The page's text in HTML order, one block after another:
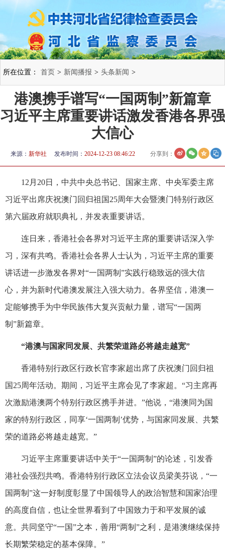
所在位置： 首页 > 新闻播报 > 头条新闻 >
港澳携手谱写“一国两制”新篇章
习近平主席重要讲话激发香港各界强
大信心
来源： 新华社 发布时间： 2024-12-23 08:46:22 分享到：
12月20日，中共中央总书记、国家主席、中央军委主席
习近平出席庆祝澳门回归祖国25周年大会暨澳门特别行政区
第六届政府就职典礼，并发表重要讲话。
连日来，香港社会各界对习近平主席的重要讲话深入学
习，深有共鸣。香港社会各界人士认为，习近平主席的重要
讲话进一步激发各界对“一国两制”实践行稳致远的强大信
心，并为新时代港澳发展注入强大动力。各界坚信，港澳一
定能够携手为中华民族伟大复兴贡献力量，谱写“一国两
制”新篇章。
“港澳与国家同发展、共繁荣道路必将越走越宽”
香港特别行政区行政长官李家超出席了庆祝澳门回归祖
国25周年活动。期间，习近平主席会见了李家超。“习主席再
次激励港澳两个特别行政区携手并进。”他说，“港澳同为国
家的特别行政区，同享‘一国两制’优势，与国家同发展、共繁
荣的道路必将越走越宽。”
习近平主席重要讲话中关于“一国两制”的论述，引发香
港社会强烈共鸣。香港特别行政区立法会议员梁美芬说，“一
国两制”这一好制度彰显了中国领导人的政治智慧和国家治理
的高度自信，也让全世界看到了中国致力于和平发展的诚
意。共同坚守“一国”之本，善用“两制”之利，是港澳继续保持
长期繁荣稳定的基本保障。”